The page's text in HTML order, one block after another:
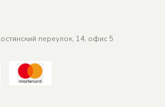
переулок, 14, офис 5